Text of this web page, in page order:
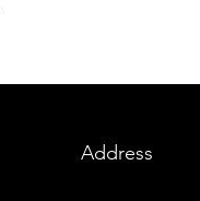
Address